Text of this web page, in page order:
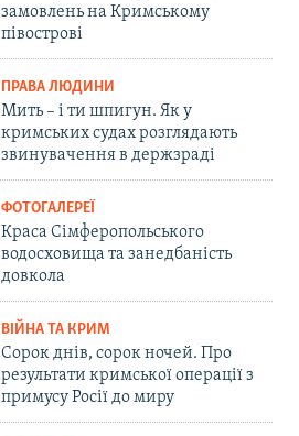
замовлень на Кримському
півострові
ПРАВА ЛЮДИНИ
Мить – і ти шпигун. Як у
кримських судах розглядають
звинувачення в держзраді
ФОТОГАЛЕРЕЇ
Краса Сімферопольського
водосховища та занедбаність
довкола
ВІЙНА ТА КРИМ
Сорок днів, сорок ночей. Про
результати кримської операції з
примусу Росії до миру